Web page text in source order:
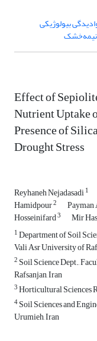
بیولوژیکی
Effect of
Nutrient Uptake
Presence of
Drought Stress
Reyhaneh Nejadasadi1
Hamidpour2 Payman
Hosseinifard3 Mir
1Department of Soil
Vali Asr University of
2 Soil Science Dept.,
Rafsanjan, Iran
3Horticultural Sciences
4Soil Sciences and
Urumieh, Iran